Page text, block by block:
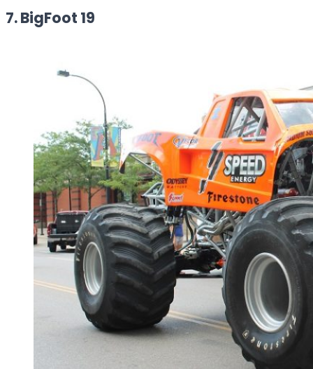
7. BigFoot 19